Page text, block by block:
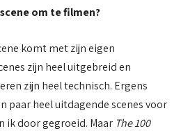
om te filmen?
komt met zijn eigen
zijn heel uitgebreid en
zijn heel technisch. Ergens
paar heel uitdagende scenes voor
ik door gegroeid. Maar The 100